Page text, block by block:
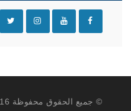
© جميع الحقوق محفوظة 2016 - موسوعة فتاوى الصاوي.